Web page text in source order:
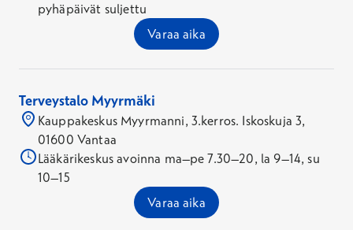
pyhäpäivät suljettu
Varaa aika
Terveystalo Myyrmäki
Kauppakeskus Myyrmanni, 3.kerros. Iskoskuja 3,
01600 Vantaa
Lääkärikeskus avoinna ma–pe 7.30–20, la 9–14, su
10–15
Varaa aika